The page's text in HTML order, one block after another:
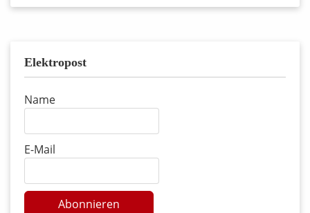
Elektropost
Name
E-Mail
Abonnieren